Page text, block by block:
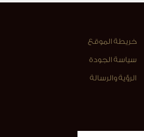
خريطة الموقع
سياسة الجودة
الرؤية والرسالة